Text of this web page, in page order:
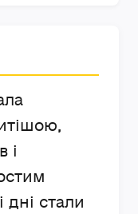
і
стали